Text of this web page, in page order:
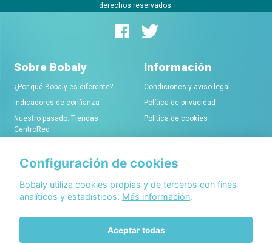
derechos reservados.
Sobre Bobaly
¿Por qué Bobaly es diferente?
Indicadores de confianza
Nuestro pasado: Tiendas
CentroRed
Información
Condiciones y aviso legal
Política de privacidad
Política de cookies
Comerciantes
Alta de tiendas online
Condiciones de alta
Conócenos
Acerca de Bobaly Partners
Partner eCommerce
Configuración de cookies
Bobaly utiliza cookies propias y de terceros con fines
analíticos y estadísticos. Más información.
Aceptar todas